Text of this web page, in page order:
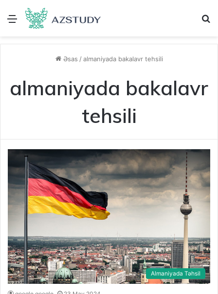
Menu
Əsas / almaniyada bakalavr tehsili
almaniyada bakalavr
tehsili
Almaniyada Təhsil